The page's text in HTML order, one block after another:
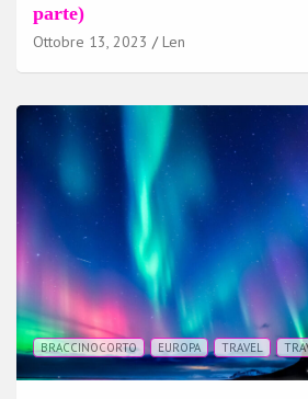
parte)
Ottobre 13, 2023 Len
BRACCINOCORTO EUROPA TRAVEL